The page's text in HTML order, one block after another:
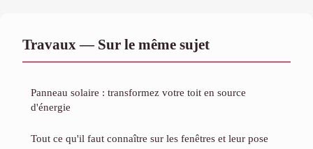
Travaux — Sur le même sujet
Panneau solaire : transformez votre toit en source
d'énergie
Tout ce qu'il faut connaître sur les fenêtres et leur pose